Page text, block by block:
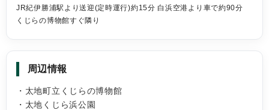
JR紀伊勝浦駅より送迎(定時運行)約15分 白浜空港より車で約90分
くじらの博物館すぐ隣り
周辺情報
・太地町立くじらの博物館
・太地くじら浜公園